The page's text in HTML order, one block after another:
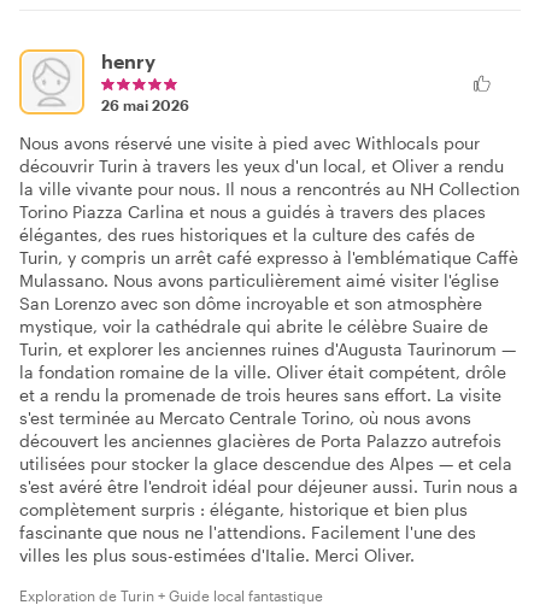
henry
26 mai 2026
Nous avons réservé une visite à pied avec Withlocals pour
découvrir Turin à travers les yeux d'un local, et Oliver a rendu
la ville vivante pour nous. Il nous a rencontrés au NH Collection
Torino Piazza Carlina et nous a guidés à travers des places
élégantes, des rues historiques et la culture des cafés de
Turin, y compris un arrêt café expresso à l'emblématique Caffè
Mulassano. Nous avons particulièrement aimé visiter l'église
San Lorenzo avec son dôme incroyable et son atmosphère
mystique, voir la cathédrale qui abrite le célèbre Suaire de
Turin, et explorer les anciennes ruines d'Augusta Taurinorum —
la fondation romaine de la ville. Oliver était compétent, drôle
et a rendu la promenade de trois heures sans effort. La visite
s'est terminée au Mercato Centrale Torino, où nous avons
découvert les anciennes glacières de Porta Palazzo autrefois
utilisées pour stocker la glace descendue des Alpes — et cela
s'est avéré être l'endroit idéal pour déjeuner aussi. Turin nous a
complètement surpris : élégante, historique et bien plus
fascinante que nous ne l'attendions. Facilement l'une des
villes les plus sous-estimées d'Italie. Merci Oliver.
Exploration de Turin + Guide local fantastique